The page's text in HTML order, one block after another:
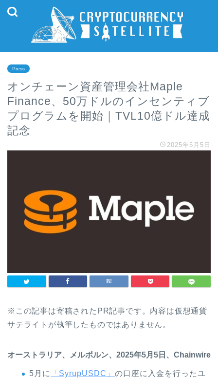
Press
オンチェーン資産管理会社Maple
Finance、50万ドルのインセンティブ
プログラムを開始｜TVL10億ドル達成
記念
2025年5月5日
※この記事は寄稿されたPR記事です。内容は仮想通貨
サテライトが執筆したものではありません。
オーストラリア、メルボルン、2025年5月5日、Chainwire
5月に 「SyrupUSDC」 の口座に入金を行ったユ